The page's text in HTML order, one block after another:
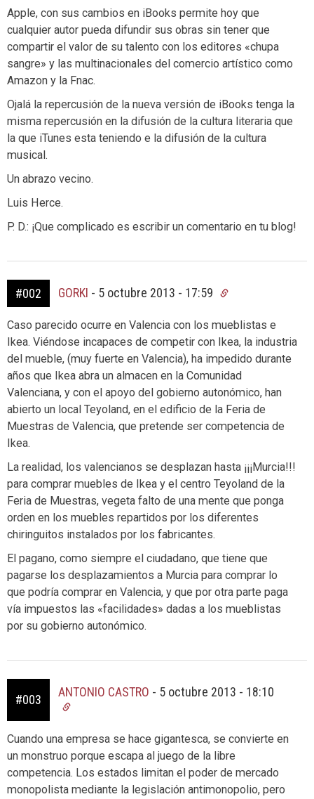
Apple, con sus cambios en iBooks permite hoy que
cualquier autor pueda difundir sus obras sin tener que
compartir el valor de su talento con los editores «chupa
sangre» y las multinacionales del comercio artístico como
Amazon y la Fnac.
Ojalá la repercusión de la nueva versión de iBooks tenga la
misma repercusión en la difusión de la cultura literaria que
la que iTunes esta teniendo e la difusión de la cultura
musical.
Un abrazo vecino.
Luis Herce.
P. D.: ¡Que complicado es escribir un comentario en tu blog!
#002 GORKI - 5 octubre 2013 - 17:59
Caso parecido ocurre en Valencia con los mueblistas e
Ikea. Viéndose incapaces de competir con Ikea, la industria
del mueble, (muy fuerte en Valencia), ha impedido durante
años que Ikea abra un almacen en la Comunidad
Valenciana, y con el apoyo del gobierno autonómico, han
abierto un local Teyoland, en el edificio de la Feria de
Muestras de Valencia, que pretende ser competencia de
Ikea.
La realidad, los valencianos se desplazan hasta ¡¡¡Murcia!!!
para comprar muebles de Ikea y el centro Teyoland de la
Feria de Muestras, vegeta falto de una mente que ponga
orden en los muebles repartidos por los diferentes
chiringuitos instalados por los fabricantes.
El pagano, como siempre el ciudadano, que tiene que
pagarse los desplazamientos a Murcia para comprar lo
que podría comprar en Valencia, y que por otra parte paga
vía impuestos las «facilidades» dadas a los mueblistas
por su gobierno autonómico.
#003
ANTONIO CASTRO - 5 octubre 2013 - 18:10
Cuando una empresa se hace gigantesca, se convierte en
un monstruo porque escapa al juego de la libre
competencia. Los estados limitan el poder de mercado
monopolista mediante la legislación antimonopolio, pero